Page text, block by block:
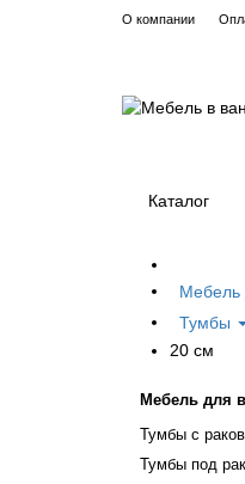
О компании
Каталог
Мебель
Тумбы
20 см
Мебель для
Тумбы с
Тумбы под